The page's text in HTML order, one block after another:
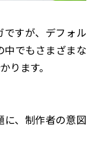
ですが、デフォル
中でもさまざまな
ります。
に、制作者の意図